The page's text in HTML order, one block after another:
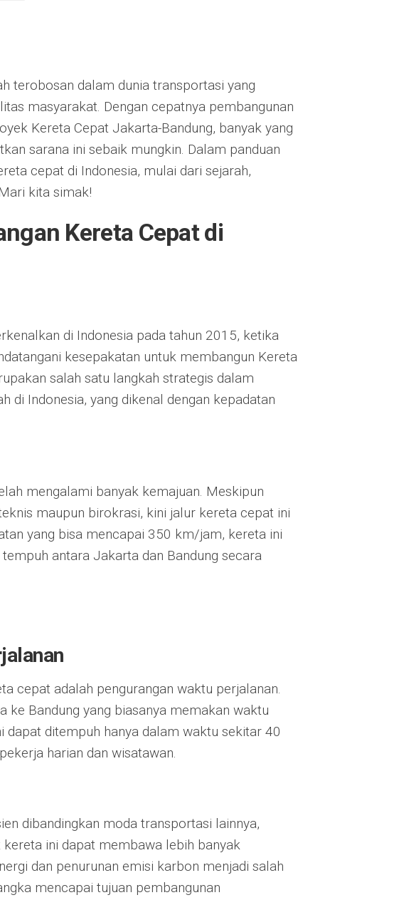
terobosan dalam dunia transportasi yang
masyarakat. Dengan cepatnya pembangunan
Kereta Cepat Jakarta-Bandung, banyak yang
sarana ini sebaik mungkin. Dalam panduan
cepat di Indonesia, mulai dari sejarah,
kita simak!
Kereta Cepat di
di Indonesia pada tahun 2015, ketika
kesepakatan untuk membangun Kereta
salah satu langkah strategis dalam
di Indonesia, yang dikenal dengan kepadatan
mengalami banyak kemajuan. Meskipun
maupun birokrasi, kini jalur kereta cepat ini
yang bisa mencapai 350 km/jam, kereta ini
antara Jakarta dan Bandung secara
cepat adalah pengurangan waktu perjalanan.
ke Bandung yang biasanya memakan waktu
dapat ditempuh hanya dalam waktu sekitar 40
harian dan wisatawan.
dibandingkan moda transportasi lainnya,
ini dapat membawa lebih banyak
dan penurunan emisi karbon menjadi salah
mencapai tujuan pembangunan